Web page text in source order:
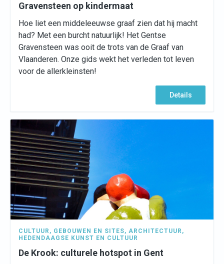
Gravensteen op kindermaat
Hoe liet een middeleeuwse graaf zien dat hij macht
had? Met een burcht natuurlijk! Het Gentse
Gravensteen was ooit de trots van de Graaf van
Vlaanderen. Onze gids wekt het verleden tot leven
voor de allerkleinsten!
Details
CULTUUR , GEBOUWEN EN SITES, ARCHITECTUUR ,
HEDENDAAGSE KUNST EN CULTUUR
De Krook: culturele hotspot in Gent